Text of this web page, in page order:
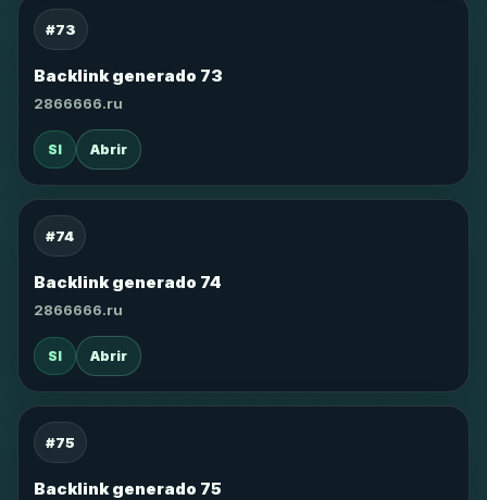
#73
Backlink generado 73
2866666.ru
SI Abrir
#74
Backlink generado 74
2866666.ru
SI Abrir
#75
Backlink generado 75